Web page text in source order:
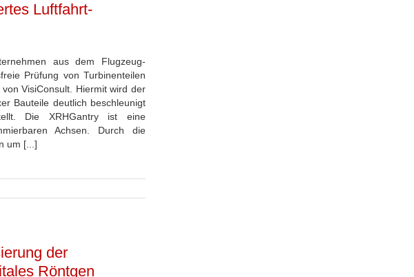
Luftfahrt-
aus dem Flugzeug-
Prüfung von Turbinenteilen
VisiConsult. Hiermit wird der
Bauteile deutlich beschleunigt
Die XRHGantry ist eine
Achsen. Durch die
um [...]
der
Röntgen